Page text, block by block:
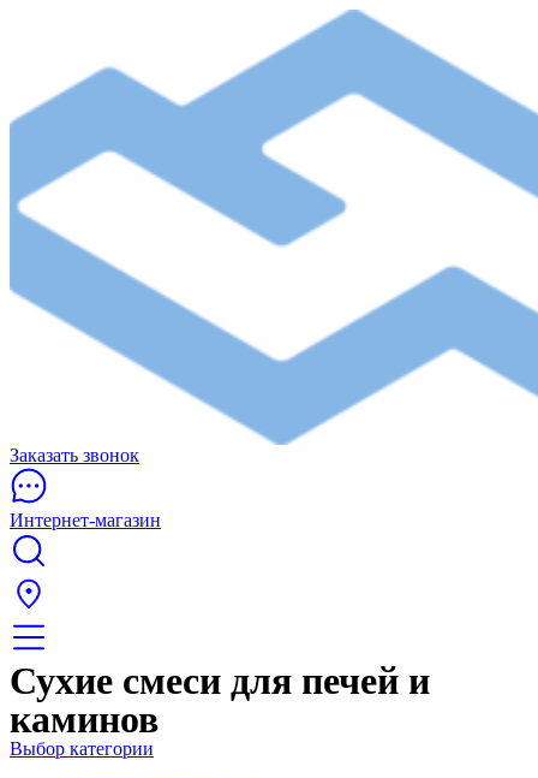
Заказать звонок
Интернет-магазин
Сухие смеси для печей и
каминов
Выбор категории